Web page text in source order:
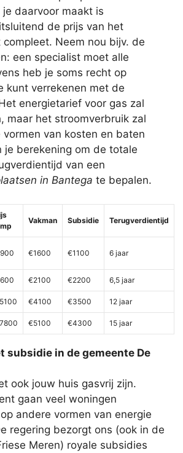
daarvoor maakt is
de prijs van het
Neem nou bijv. de
een specialist moet alle
heb je soms recht op
kunt verrekenen met de
energietarief voor gas zal
maar het stroomverbruik zal
van kosten en baten
je berekening om de totale
van een
in Bantega te bepalen.
Vakman Subsidie Terugverdientijd
€1600 €1100 6 jaar
€2100 €2200 6,5 jaar
€4100 €3500 12 jaar
€5100 €4300 15 jaar
subsidie in de gemeente De
ook jouw huis gasvrij zijn.
gaan veel woningen
andere vormen van energie
regering bezorgt ons (ook in de
Meren) royale subsidies